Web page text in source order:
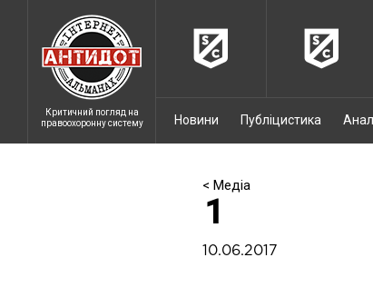
Критичний погляд на
правоохоронну систему
Новини Публіцистика
< Медіа
1
10.06.2017